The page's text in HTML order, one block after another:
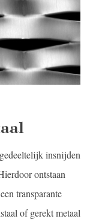
insnijden
ontstaan
transparante
of gerekt metaal